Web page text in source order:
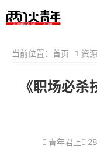
当前位置： 首页 资
《职场必
青年君上